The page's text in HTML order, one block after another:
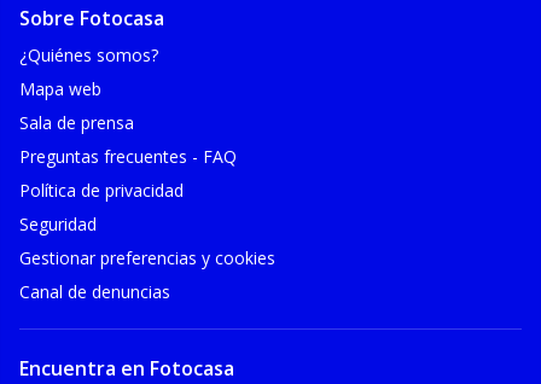
Sobre Fotocasa
¿Quiénes somos?
Mapa web
Sala de prensa
Preguntas frecuentes - FAQ
Política de privacidad
Seguridad
Gestionar preferencias y cookies
Canal de denuncias
Encuentra en Fotocasa